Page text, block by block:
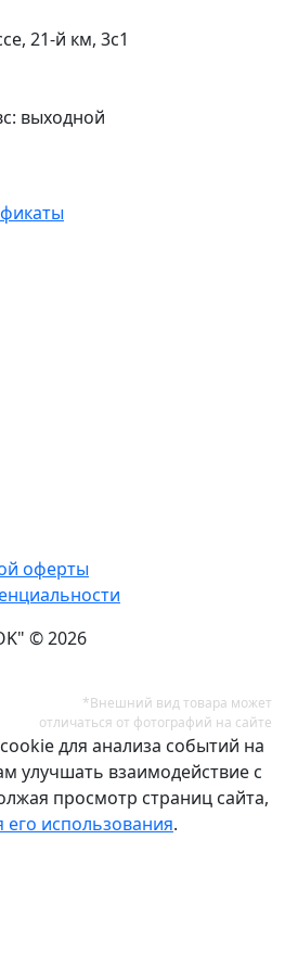
21-й км, 3с1
выходной
оферты
© 2026
*Внешний вид товара может
отличаться от фотографий на сайте
для анализа событий на
улучшать взаимодействие с
просмотр страниц сайта,
его использования.